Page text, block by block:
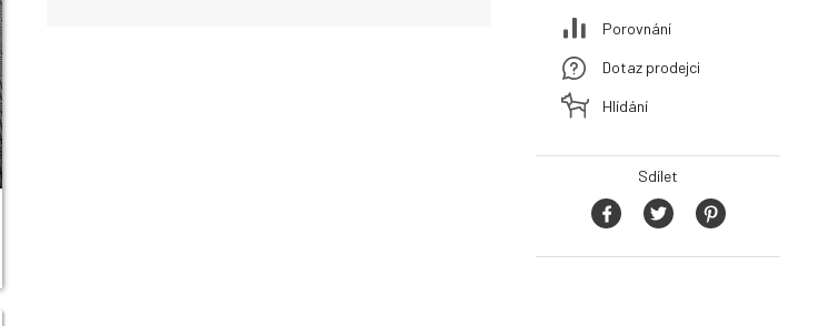
Porovnání
Dotaz prodejci
Hlídání
Sdílet